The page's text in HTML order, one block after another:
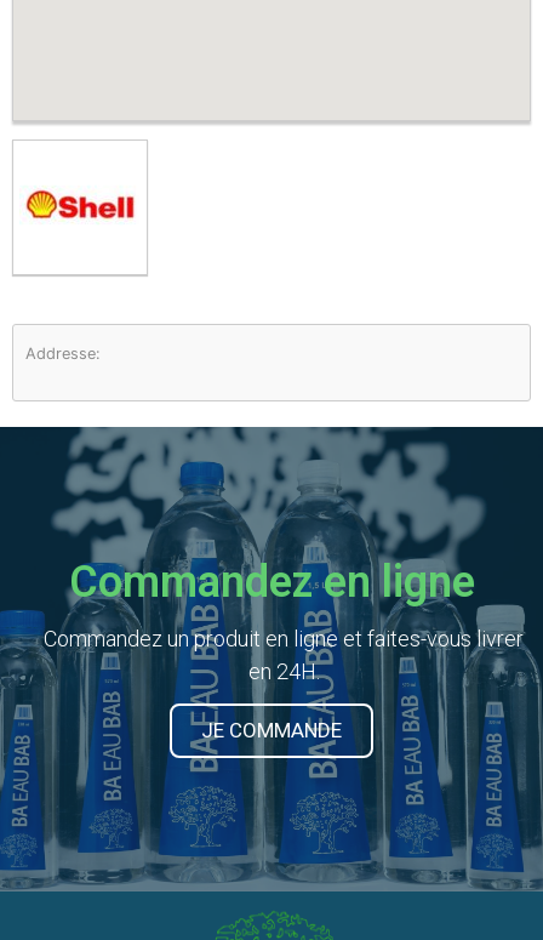
Addresse:
Commandez en ligne
Commandez un produit en ligne et faites-vous livrer
en 24H.
JE COMMANDE